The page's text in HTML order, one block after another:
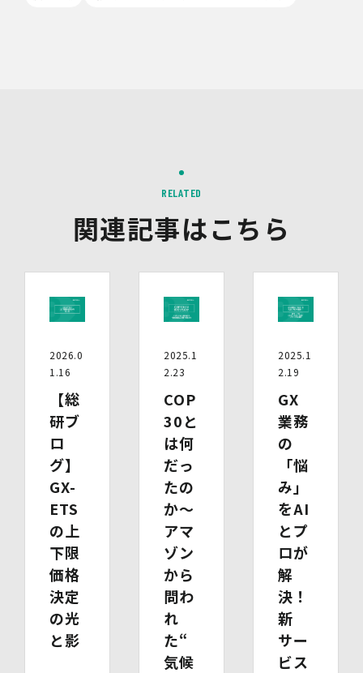
配信事業者が保有する個人情報について、本人が特定され
ないデータに不可逆変換した上で第三者配信事業者におい
あります。第三者配信事業者が、これらの情報を広告配信
以外の目的で利用することはありません。
10.保有個人データの開示等
内容の訂正・追加又は削除・利用の停止・消去、第三者へ
の提供の停止及び第三者提供記録の開示（以下「開示等」
らのお申し出であることを確認した上で対応いたします。
もし、ご希望の全部又は一部に応じられない場合はその理
また、当該お申し出によって取得した個人情報は、お申し
出に関する連絡・事務手続に必要な範囲でのみ利用しま
す。
(1)開示等の求めのお申し出先
当社は、開示等の依頼を受け、当該依頼が個人情報保護法
に定める要件を満たす場合には、当社の定める手続に従っ
て速やかに対応します。
開示等のお求めについては、以下のお問い合わせ窓口まで
お申し出ください。
(2)開示等の求めに関するお手続
お申し出受付け後、当社「保有個人情報に関する開示等の
請求書」を送付いたします。 ご記入いただいた「請求
書」と「本人確認書類のコピー」、代理人によるお求めの
場合は「代理人であることを確認する書類」を送付してく
ださい。また、各資料に含まれる本籍地情報は都道府県ま
でとし、それ以降の情報は黒塗り等の処理をしてくださ
RELATED
関連記事はこちら
2026.0
1.16
【総
研ブ
ロ
グ】
GX-
ETS
の上
下限
価格
決定
の光
と影
2025.1
2.23
COP
30と
は何
だっ
たの
か～
アマ
ゾン
から
問わ
れ
た“
気候
2025.1
2.19
GX
業務
の
「悩
み」
をAI
とプ
ロが
解
決！
新
サー
ビス